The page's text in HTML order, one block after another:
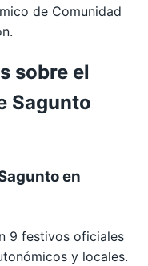
de Comunidad
sobre el
Sagunto
en
9 festivos oficiales
y locales.